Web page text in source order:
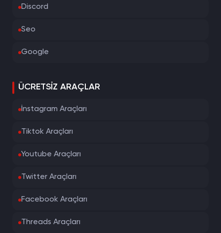
Discord
Seo
Google
ÜCRETSIZ ARAÇLAR
İnstagram Araçları
Tiktok Araçları
Youtube Araçları
Twitter Araçları
Facebook Araçları
Threads Araçları